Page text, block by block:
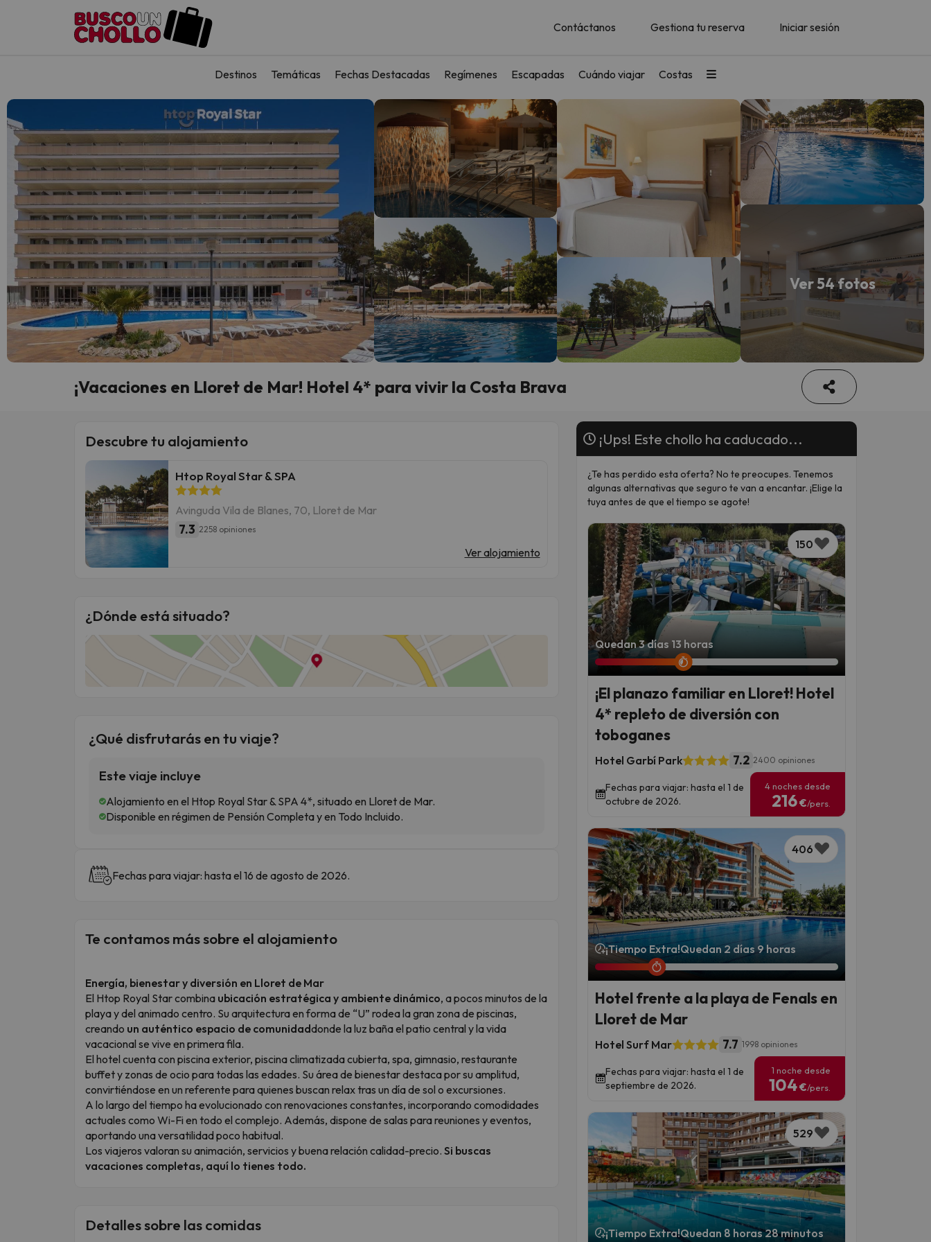
Contáctanos Gestiona tu reserva Iniciar sesión
Destinos Temáticas Fechas Destacadas Regímenes Escapadas Cuándo viajar Costas
Ver 54 fotos
¡Vacaciones en Lloret de Mar! Hotel 4* para vivir la Costa Brava
Descubre tu alojamiento
Htop Royal Star & SPA
Avinguda Vila de Blanes, 70, Lloret de Mar
7.3 2258 opiniones
Ver alojamiento
¿Dónde está situado?
¿Qué disfrutarás en tu viaje?
Este viaje incluye
Alojamiento en el Htop Royal Star & SPA 4*, situado en Lloret de Mar.
Disponible en régimen de Pensión Completa y en Todo Incluido.
Fechas para viajar: hasta el 16 de agosto de 2026.
Te contamos más sobre el alojamiento
Energía, bienestar y diversión en Lloret de Mar
El Htop Royal Star combina ubicación estratégica y ambiente dinámico, a pocos minutos de la
playa y del animado centro. Su arquitectura en forma de “U” rodea la gran zona de piscinas,
creando un auténtico espacio de comunidaddonde la luz baña el patio central y la vida
vacacional se vive en primera fila.
El hotel cuenta con piscina exterior, piscina climatizada cubierta, spa, gimnasio, restaurante
buffet y zonas de ocio para todas las edades. Su área de bienestar destaca por su amplitud,
convirtiéndose en un referente para quienes buscan relax tras un día de sol o excursiones.
A lo largo del tiempo ha evolucionado con renovaciones constantes, incorporando comodidades
actuales como Wi-Fi en todo el complejo. Además, dispone de salas para reuniones y eventos,
aportando una versatilidad poco habitual.
Los viajeros valoran su animación, servicios y buena relación calidad-precio. Si buscas
vacaciones completas, aquí lo tienes todo.
Detalles sobre las comidas
¡Ups! Este chollo ha caducado...
¿Te has perdido esta oferta? No te preocupes. Tenemos
algunas alternativas que seguro te van a encantar. ¡Elige la
tuya antes de que el tiempo se agote!
150
Quedan 3 días 13 horas
¡El planazo familiar en Lloret! Hotel
4* repleto de diversión con
toboganes
Hotel Garbí Park 7.2 2400 opiniones
Fechas para viajar: hasta el 1 de
octubre de 2026.
4 noches desde
216€/pers.
406
¡Tiempo Extra!Quedan 2 días 9 horas
Hotel frente a la playa de Fenals en
Lloret de Mar
Hotel Surf Mar 7.7 1998 opiniones
Fechas para viajar: hasta el 1 de
septiembre de 2026.
1 noche desde
104€/pers.
529
¡Tiempo Extra!Quedan 8 horas 28 minutos